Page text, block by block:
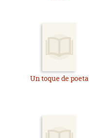
Un toque de poeta